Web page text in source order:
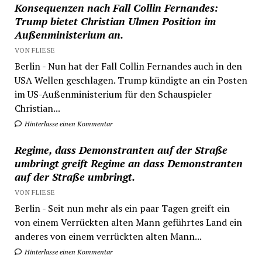
Konsequenzen nach Fall Collin Fernandes:
Trump bietet Christian Ulmen Position im
Außenministerium an.
VON FLIESE
Berlin - Nun hat der Fall Collin Fernandes auch in den
USA Wellen geschlagen. Trump kündigte an ein Posten
im US-Außenministerium für den Schauspieler
Christian...
Hinterlasse einen Kommentar
Regime, dass Demonstranten auf der Straße
umbringt greift Regime an dass Demonstranten
auf der Straße umbringt.
VON FLIESE
Berlin - Seit nun mehr als ein paar Tagen greift ein
von einem Verrückten alten Mann geführtes Land ein
anderes von einem verrückten alten Mann...
Hinterlasse einen Kommentar